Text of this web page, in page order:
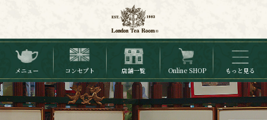
メニュー コンセプト 店舗一覧 Online SHOP もっと見る